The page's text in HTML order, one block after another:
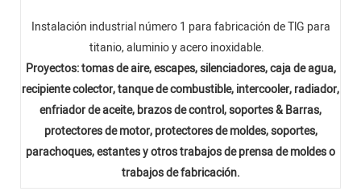
Instalación industrial número 1 para fabricación de TlG para
titanio, aluminio y acero inoxidable.
Proyectos: tomas de aire, escapes, silenciadores, caja de agua,
recipiente colector, tanque de combustible, intercooler, radiador,
enfriador de aceite, brazos de control, soportes & Barras,
protectores de motor, protectores de moldes, soportes,
parachoques, estantes y otros trabajos de prensa de moldes o
trabajos de fabricación.